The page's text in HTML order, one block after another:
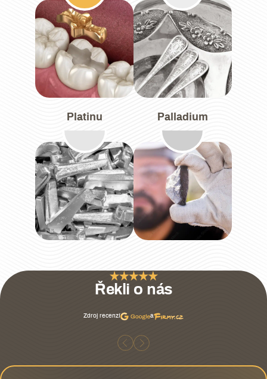
Platinu Palladium
Řekli o nás
Zdroj recenzí a